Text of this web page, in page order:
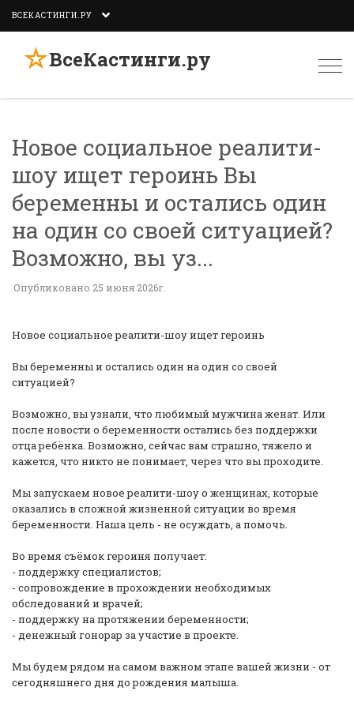
ВСЕКАСТИНГИ.РУ
☆ВсеКастинги.ру
Новое социальное реалити-
шоу ищет героинь Вы
беременны и остались один
на один со своей ситуацией?
Возможно, вы уз...
Опубликовано 25 июня 2026г.
Новое социальное реалити-шоу ищет героинь
Вы беременны и остались один на один со своей
ситуацией?
Возможно, вы узнали, что любимый мужчина женат. Или
после новости о беременности остались без поддержки
отца ребёнка. Возможно, сейчас вам страшно, тяжело и
кажется, что никто не понимает, через что вы проходите.
Мы запускаем новое реалити-шоу о женщинах, которые
оказались в сложной жизненной ситуации во время
беременности. Наша цель - не осуждать, а помочь.
Во время съёмок героиня получает:
- поддержку специалистов;
- сопровождение в прохождении необходимых
обследований и врачей;
- поддержку на протяжении беременности;
- денежный гонорар за участие в проекте.
Мы будем рядом на самом важном этапе вашей жизни - от
сегодняшнего дня до рождения малыша.